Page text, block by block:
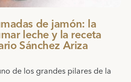
de jamón: la
leche y la receta
Sánchez Ariza
de los grandes pilares de la